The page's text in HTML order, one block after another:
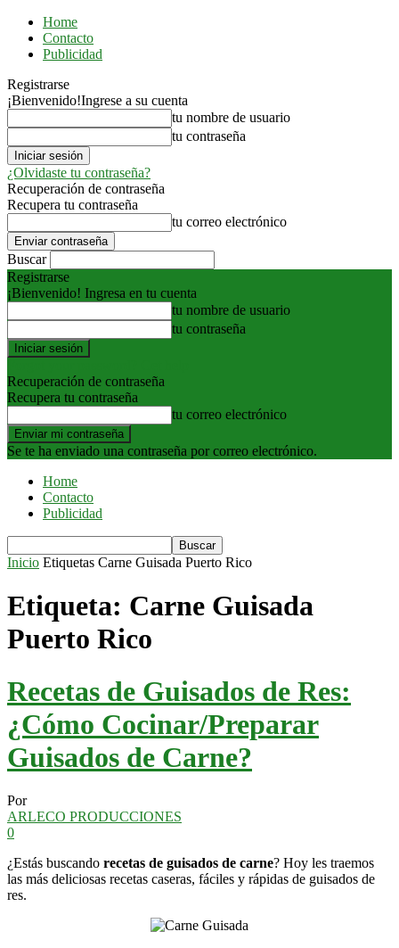
Home
Contacto
Publicidad
Registrarse
¡Bienvenido!Ingrese a su cuenta
tu nombre de usuario
tu contraseña
¿Olvidaste tu contraseña?
Recuperación de contraseña
Recupera tu contraseña
tu correo electrónico
Buscar
Registrarse
¡Bienvenido! Ingresa en tu cuenta
tu nombre de usuario
tu contraseña
Recuperación de contraseña
Recupera tu contraseña
tu correo electrónico
Se te ha enviado una contraseña por correo electrónico.
Home
Contacto
Publicidad
Inicio Etiquetas Carne Guisada Puerto Rico
Etiqueta: Carne Guisada
Puerto Rico
Recetas de Guisados de Res:
¿Cómo Cocinar/Preparar
Guisados de Carne?
Por
ARLECO PRODUCCIONES
0
¿Estás buscando recetas de guisados de carne? Hoy les traemos
las más deliciosas recetas caseras, fáciles y rápidas de guisados de
res.